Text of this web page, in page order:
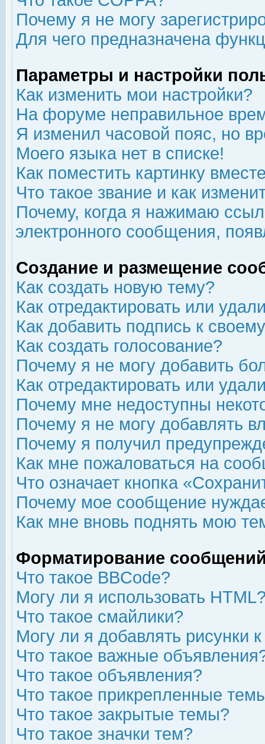
Почему я не могу
Для чего предназначена
Параметры и настройки
Как изменить мои настройки?
На форуме неправильное
Я изменил часовой пояс, но
Моего языка нет в списке!
Как поместить картинку
Что такое звание и как
Почему, когда я нажимаю
электронного сообщения,
Создание и размещение
Как создать новую тему?
Как отредактировать или
Как добавить подпись к
Как создать голосование?
Почему я не могу добавить
Как отредактировать или
Почему мне недоступны
Почему я не могу добавлять
Почему я получил
Как мне пожаловаться на
Что означает кнопка
Почему мое сообщение
Как мне вновь поднять мою
Форматирование
Что такое BBCode?
Могу ли я использовать
Что такое смайлики?
Могу ли я добавлять рисунки
Что такое важные
Что такое объявления?
Что такое прикрепленные
Что такое закрытые темы?
Что такое значки тем?